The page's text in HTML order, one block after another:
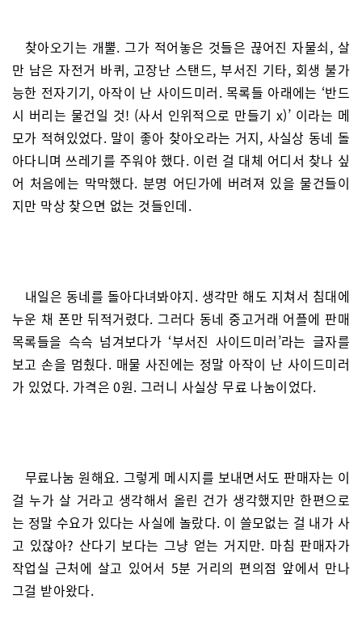
찾아오기는 개뿔. 그가 적어놓은 것들은 끊어진 자물쇠, 살
만 남은 자전거 바퀴, 고장난 스탠드, 부서진 기타, 회생 불가
능한 전자기기, 아작이 난 사이드미러. 목록들 아래에는 ‘반드
시 버리는 물건일 것! (사서 인위적으로 만들기 x)’ 이라는 메
모가 적혀있었다. 말이 좋아 찾아오라는 거지, 사실상 동네 돌
아다니며 쓰레기를 주워야 했다. 이런 걸 대체 어디서 찾나 싶
어 처음에는 막막했다. 분명 어딘가에 버려져 있을 물건들이
지만 막상 찾으면 없는 것들인데.
내일은 동네를 돌아다녀봐야지. 생각만 해도 지쳐서 침대에
누운 채 폰만 뒤적거렸다. 그러다 동네 중고거래 어플에 판매
목록들을 슥슥 넘겨보다가 ‘부서진 사이드미러’라는 글자를
보고 손을 멈췄다. 매물 사진에는 정말 아작이 난 사이드미러
가 있었다. 가격은 0원. 그러니 사실상 무료 나눔이었다.
무료나눔 원해요. 그렇게 메시지를 보내면서도 판매자는 이
걸 누가 살 거라고 생각해서 올린 건가 생각했지만 한편으로
는 정말 수요가 있다는 사실에 놀랐다. 이 쓸모없는 걸 내가 사
고 있잖아? 산다기 보다는 그냥 얻는 거지만. 마침 판매자가
작업실 근처에 살고 있어서 5분 거리의 편의점 앞에서 만나
그걸 받아왔다.